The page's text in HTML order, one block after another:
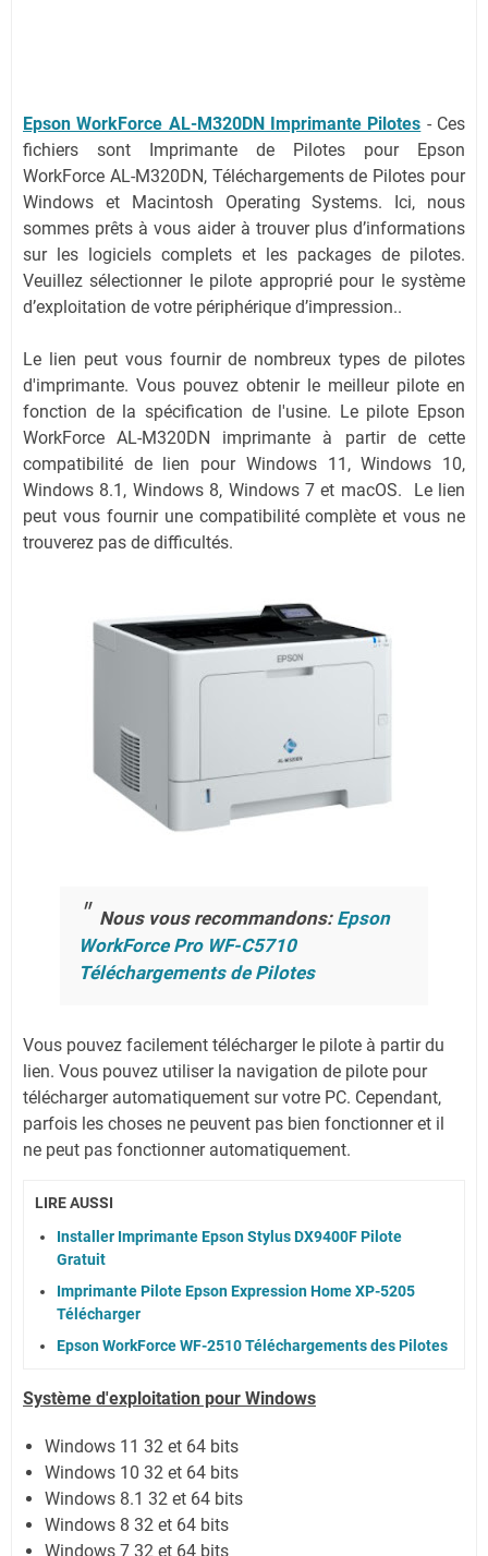
Epson WorkForce AL-M320DN Imprimante Pilotes - Ces
fichiers sont Imprimante de Pilotes pour Epson
WorkForce AL-M320DN, Téléchargements de Pilotes pour
Windows et Macintosh Operating Systems. Ici, nous
sommes prêts à vous aider à trouver plus d’informations
sur les logiciels complets et les packages de pilotes.
Veuillez sélectionner le pilote approprié pour le système
d’exploitation de votre périphérique d’impression..
Le lien peut vous fournir de nombreux types de pilotes
d'imprimante. Vous pouvez obtenir le meilleur pilote en
fonction de la spécification de l'usine. Le pilote Epson
WorkForce AL-M320DN imprimante à partir de cette
compatibilité de lien pour Windows 11, Windows 10,
Windows 8.1, Windows 8, Windows 7 et macOS. Le lien
peut vous fournir une compatibilité complète et vous ne
trouverez pas de difficultés.
Nous vous recommandons: Epson
WorkForce Pro WF-C5710
Téléchargements de Pilotes
Vous pouvez facilement télécharger le pilote à partir du
lien. Vous pouvez utiliser la navigation de pilote pour
télécharger automatiquement sur votre PC. Cependant,
parfois les choses ne peuvent pas bien fonctionner et il
ne peut pas fonctionner automatiquement.
LIRE AUSSI
Installer Imprimante Epson Stylus DX9400F Pilote
Gratuit
Imprimante Pilote Epson Expression Home XP-5205
Télécharger
Epson WorkForce WF-2510 Téléchargements des Pilotes
Système d'exploitation pour Windows
Windows 11 32 et 64 bits
Windows 10 32 et 64 bits
Windows 8.1 32 et 64 bits
Windows 8 32 et 64 bits
Windows 7 32 et 64 bits